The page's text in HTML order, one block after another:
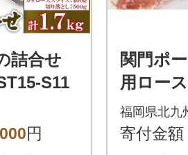
詰合せ
S11
円
関門ポ
用ロー
g×12パ
1
福岡県北九
寄付金額